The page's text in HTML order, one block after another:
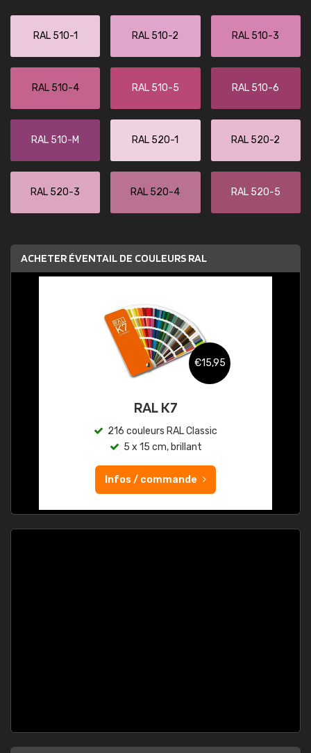
RAL 510-1 RAL 510-2 RAL 510-3
RAL 510-4 RAL 510-5 RAL 510-6
RAL 510-M RAL 520-1 RAL 520-2
RAL 520-3 RAL 520-4 RAL 520-5
ACHETER ÉVENTAIL DE COULEURS RAL
€15,95
RAL K7
216 couleurs RAL Classic
5 x 15 cm, brillant
Infos / commande